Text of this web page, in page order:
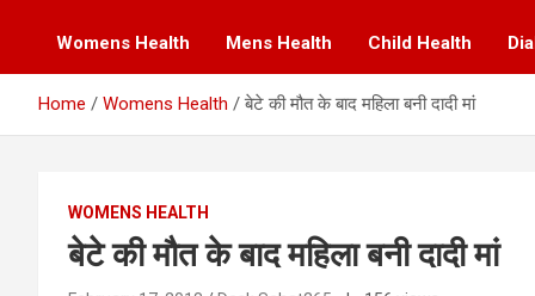
Womens Health Mens Health Child Health
Home Womens Health बेटे की मौत के बाद महिला बनी दादी मां
WOMENS HEALTH
बेटे की मौत के बाद महिला बनी दादी मां